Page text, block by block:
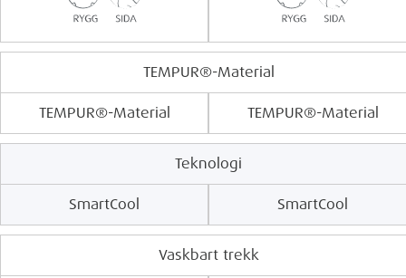
TEMPUR®-Material
TEMPUR®-Material TEMPUR®-Material
Teknologi
SmartCool SmartCool
Vaskbart trekk